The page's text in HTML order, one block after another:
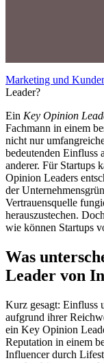
Marketing und
Leader?
Ein Key Opinion
Fachmann in einem
nicht nur
bedeutenden Einfluss
anderer. Für Startups
Opinion Leaders
der
Vertrauensquelle
herauszustechen.
wie können Startups
Was
Leader von
Kurz gesagt: Einfluss
aufgrund ihrer
ein Key Opinion
Reputation in einem
Influencer durch